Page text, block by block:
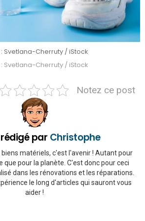
Svetlana-Cherruty / iStock
Svetlana-Cherruty / iStock
Notez ce post
par Christophe
biens matériels, c'est l'avenir ! Autant pour
pour la planète. C'est donc pour ceci
dans les rénovations et les réparations.
le long d'articles qui sauront vous
aider !